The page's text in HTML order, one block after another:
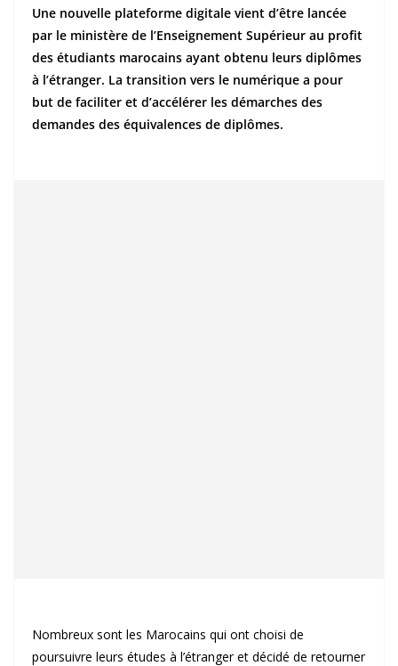
Une nouvelle plateforme digitale vient d’être lancée
par le ministère de l’Enseignement Supérieur au profit
des étudiants marocains ayant obtenu leurs diplômes
à l’étranger. La transition vers le numérique a pour
but de faciliter et d’accélérer les démarches des
demandes des équivalences de diplômes.
Nombreux sont les Marocains qui ont choisi de
poursuivre leurs études à l’étranger et décidé de retourner